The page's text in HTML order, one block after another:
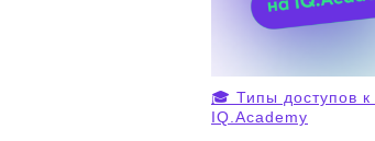
🎓 Типы доступов к
IQ.Academy